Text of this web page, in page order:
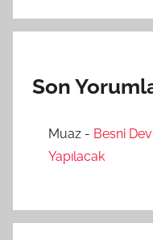
Son
Muaz - Besni
Yapılacak